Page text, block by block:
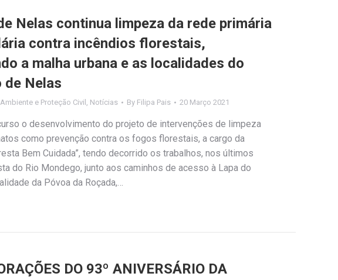
Nelas continua limpeza da rede primária
contra incêndios florestais,
a malha urbana e as localidades do
de Nelas
Ambiente e Proteção Civil , Notícias By Filipa Pais 20 Março 2021
o desenvolvimento do projeto de intervenções de limpeza
como prevenção contra os fogos florestais, a cargo da
Bem Cuidada”, tendo decorrido os trabalhos, nos últimos
do Rio Mondego, junto aos caminhos de acesso à Lapa do
da Póvoa da Roçada,…
DO 93º ANIVERSÁRIO DA